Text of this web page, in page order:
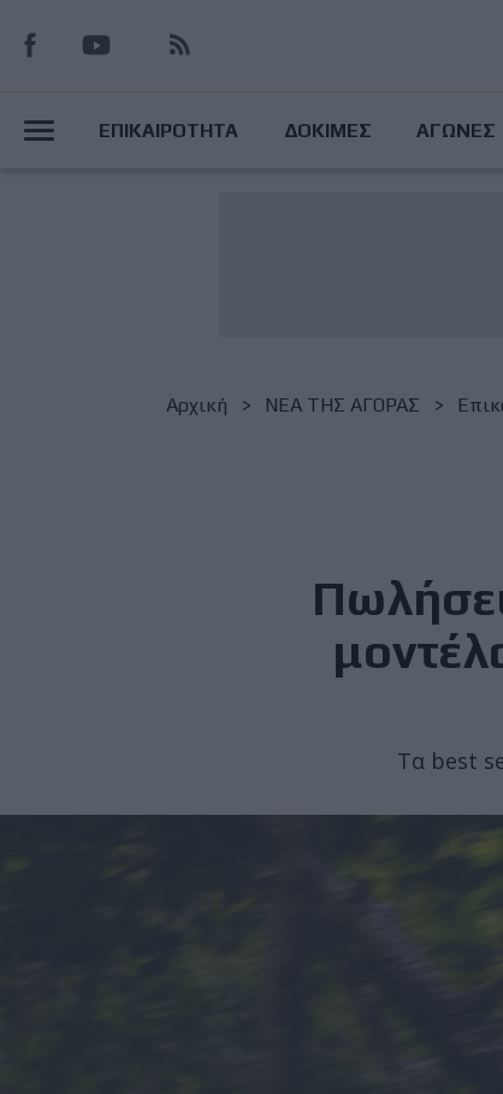
προς
κυρίως
MainΕΠΙΚΑΙΡΟΤΗΤΑ ΔΟΚΙΜΕΣ ΑΓΩΝΕΣ
Breadcrumb
Αρχική NΕΑ ΤΗΣ ΑΓΟΡΑΣ
Τα best